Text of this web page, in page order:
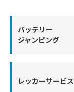
バッテリー
ジャンピング
レッカーサービス